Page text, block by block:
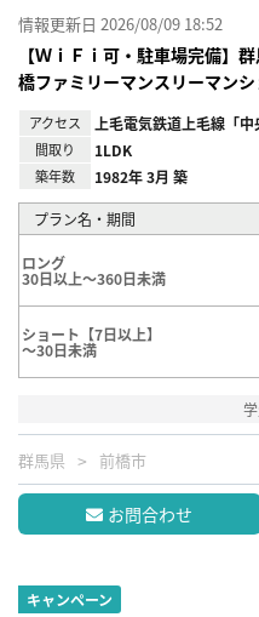
情報更新日 2026/08/09 18:52
【ＷｉＦｉ可・駐車場完備
橋ファミリーマンスリーマンシ
アクセス 上毛電気鉄道上毛線「中
間取り 1LDK
築年数 1982年 3月 築
プラン名・期間
ロング
30日以上～360日未満
ショート【7日以上】
～30日未満
群馬県 前橋市
お問合わせ
キャンペーン